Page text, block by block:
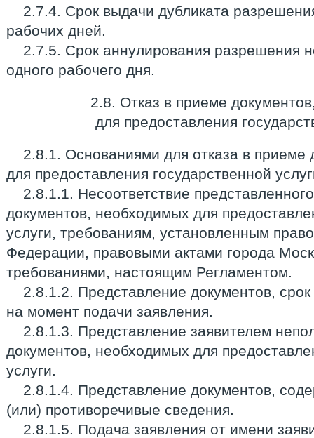
2.7.4. Срок выдачи дубликата
рабочих дней.
2.7.5. Срок аннулирования разрешения
одного рабочего дня.
2.8. Отказ в приеме
для предоставления
2.8.1. Основаниями для отказа в приеме
для предоставления государственной
2.8.1.1. Несоответствие
документов, необходимых для
услуги, требованиям, установленным
Федерации, правовыми актами города
требованиями, настоящим Регламентом.
2.8.1.2. Представление документов,
на момент подачи заявления.
2.8.1.3. Представление заявителем
документов, необходимых для
услуги.
2.8.1.4. Представление документов,
(или) противоречивые сведения.
2.8.1.5. Подача заявления от имени